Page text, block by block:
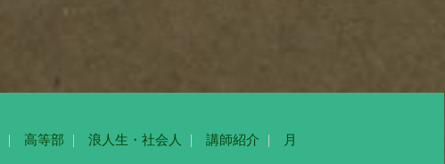
高等部 浪人生・社会人 講師紹介
月